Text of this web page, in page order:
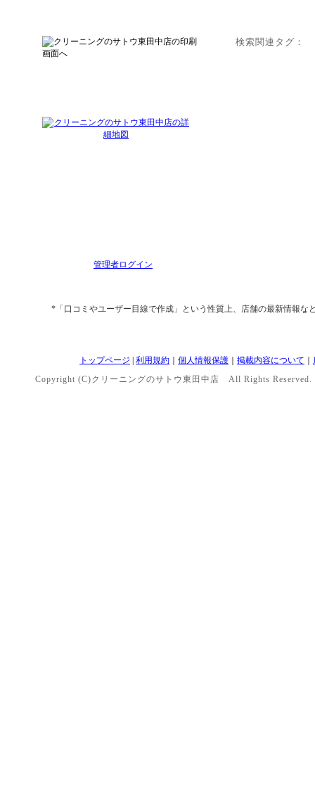
管理者ログイン
検索関連タグ：
*「口コミやユーザー目線で作成」という性質上、店舗の最新情報
トップページ 利用規約 個人情報保護 掲載内容について
Copyright (C)クリーニングのサトウ東田中店 All Rights